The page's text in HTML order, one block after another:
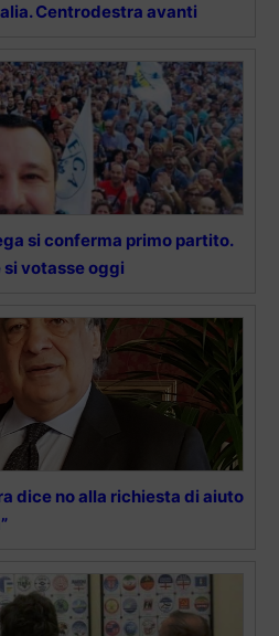
Centrodestra avanti
si conferma primo partito.
si votasse oggi
dice no alla richiesta di aiuto